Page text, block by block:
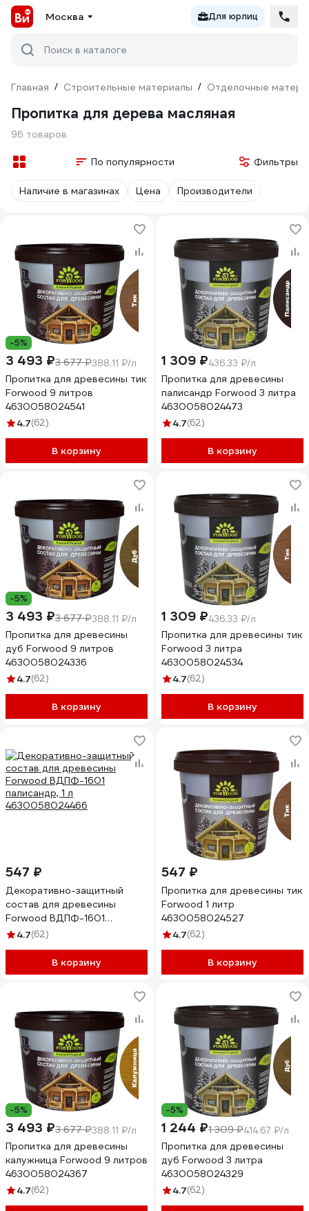
Москва Для юрлиц
Поиск в каталоге
Главная / Строительные материалы / Отделочные
Пропитка для дерева масляная
96 товаров
По популярности Фильтры
Наличие в магазинах Цена Производители
-5%
3 493 ₽3 677 ₽388.11 ₽/л
Пропитка для древесины тик
Forwood 9 литров
4630058024541
4.7(62)
В корзину
1 309 ₽436.33 ₽/л
Пропитка для древесины
палисандр Forwood 3 литра
4630058024473
4.7(62)
В корзину
-5%
3 493 ₽3 677 ₽388.11 ₽/л
Пропитка для древесины
дуб Forwood 9 литров
4630058024336
4.7(62)
В корзину
1 309 ₽436.33 ₽/л
Пропитка для древесины тик
Forwood 3 литра
4630058024534
4.7(62)
В корзину
547 ₽
Декоративно-защитный
состав для древесины
Forwood ВДПФ-1601
палисандр, 1 л
4.7(62)
В корзину
547 ₽
Пропитка для древесины тик
Forwood 1 литр
4630058024527
4.7(62)
В корзину
-5%
3 493 ₽3 677 ₽388.11 ₽/л
Пропитка для древесины
калужница Forwood 9 литров
4630058024367
4.7(62)
-5%
1 244 ₽1 309 ₽414.67 ₽/л
Пропитка для древесины
дуб Forwood 3 литра
4630058024329
4.7(62)